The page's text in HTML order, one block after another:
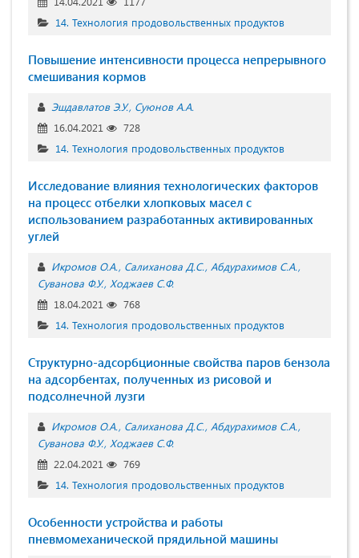
14. Технология продовольственных продуктов
Повышение интенсивности процесса непрерывного
смешивания кормов
Эшдавлатов Э.У. Суюнов А.А.
16.04.2021
728
14. Технология продовольственных продуктов
Исследование влияния технологических факторов
на процесс отбелки хлопковых масел с
использованием разработанных активированных
углей
Икромов О.А. Салиханова Д.С. Абдурахимов С.А.
Суванова Ф.У. Ходжаев С.Ф.
18.04.2021
768
14. Технология продовольственных продуктов
Структурно-адсорбционные свойства паров бензола
на адсорбентах, полученных из рисовой и
подсолнечной лузги
Икромов О.А. Салиханова Д.С. Абдурахимов С.А.
Суванова Ф.У. Ходжаев С.Ф.
22.04.2021
769
14. Технология продовольственных продуктов
Особенности устройства и работы
пневмомеханической прядильной машины